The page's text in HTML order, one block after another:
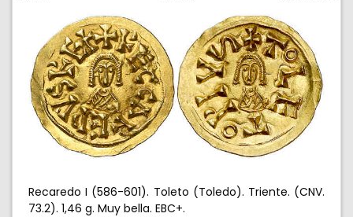
Recaredo I (586-601). Toleto (Toledo). Triente. (CNV.
73.2). 1,46 g. Muy bella. EBC+.